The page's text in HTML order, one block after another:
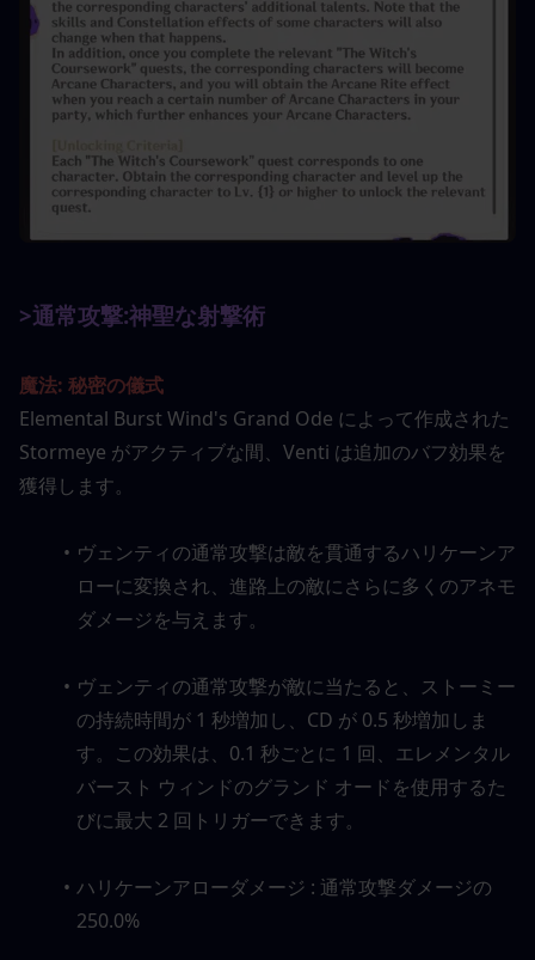
>通常攻撃:神聖な射撃術
魔法: 秘密の儀式
Elemental Burst Wind's Grand Ode によって作成された
Stormeye がアクティブな間、Venti は追加のバフ効果を
獲得します。
ヴェンティの通常攻撃は敵を貫通するハリケーンア
ローに変換され、進路上の敵にさらに多くのアネモ
ダメージを与えます。
ヴェンティの通常攻撃が敵に当たると、ストーミー
の持続時間が 1 秒増加し、CD が 0.5 秒増加しま
す。この効果は、0.1 秒ごとに 1 回、エレメンタル
バースト ウィンドのグランド オードを使用するた
びに最大 2 回トリガーできます。
ハリケーンアローダメージ : 通常攻撃ダメージの
250.0%